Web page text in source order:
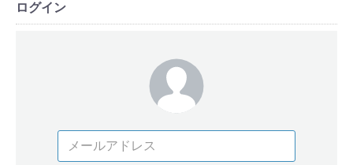
ログイン